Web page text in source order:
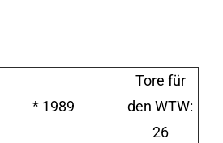
* 1989
Tore für
den WTW:
26